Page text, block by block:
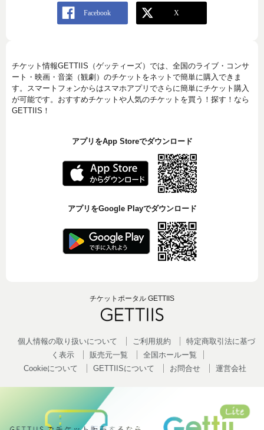
チケット情報GETTIIS（ゲッティーズ）では、全国のライブ・コンサ
ート・映画・音楽（観劇）のチケットをネットで簡単に購入できま
す。スマートフォンからはスマホアプリでさらに簡単にチケット購入
が可能です。おすすめチケットや人気のチケットを買う！探す！なら
GETTIIS！
アプリをApp Storeでダウンロード
アプリをGoogle Playでダウンロード
チケットポータル GETTIIS
個人情報の取り扱いについて ご利用規約
特定商取引法に基づ
く表示
販売元一覧
全国ホールー覧
Cookieについて
GETTIISについて お問合せ 運営会社